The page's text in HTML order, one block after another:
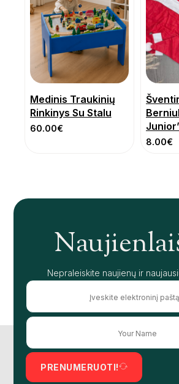
Medinis Traukinių
Rinkinys Su Stalu
60.00€
Junior’
8.00€
Nepraleiskite naujienų ir
PRENUMERUOTI!